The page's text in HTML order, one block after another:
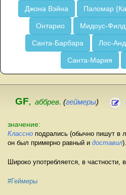
Джона Вэйна
Паломар
Онтарио Мидоус-Филд
Санта-Барбара Лос-
Санта-Мария
GF, аббрев. (геймеры)
значение:
Классно подрались (обычно пишут в
он был примерно равный и доставил).
Широко употребляется, в частности,
#Геймеры